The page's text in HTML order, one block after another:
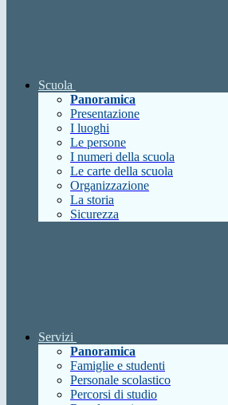
Scuola
Panoramica
Presentazione
I luoghi
Le persone
I numeri della scuola
Le carte della scuola
Organizzazione
La storia
Sicurezza
Servizi
Panoramica
Famiglie e studenti
Personale scolastico
Percorsi di studio